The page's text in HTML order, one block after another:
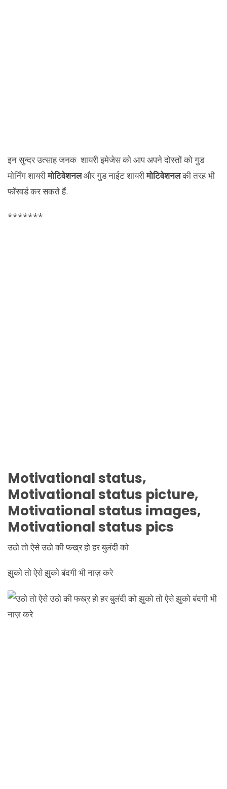
इन सुन्दर उत्साह जनक शायरी इमेजेस को आप अपने दोस्तों को गुड
मोर्निंग शायरीमोटिवेशनलऔर गुड नाईट शायरीमोटिवेशनलकी तरह भी
फॉरवर्ड कर सकते हैं.
*******
Motivationalstatus,
Motivationalstatus picture,
Motivationalstatus images,
Motivationalstatus pics
उठो तो ऐसे उठो की फख्र हो हर बुलंदी को
झुको तो ऐसे झुको बंदगी भी नाज़ करे